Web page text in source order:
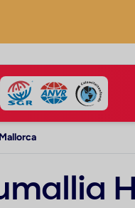
Mallorca